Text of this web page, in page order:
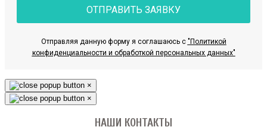
ОТПРАВИТЬ ЗАЯВКУ
Отправляя данную форму я соглашаюсь с "Политикой
конфиденциальности и обработкой персональных данных"
×
×
НАШИ КОНТАКТЫ